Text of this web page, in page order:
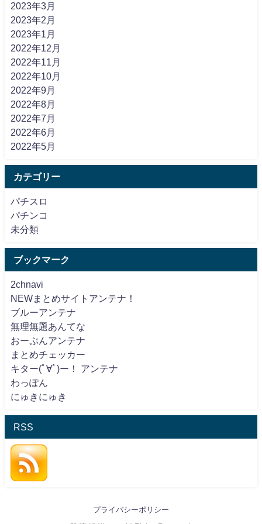
2023年3月
2023年2月
2023年1月
2022年12月
2022年11月
2022年10月
2022年9月
2022年8月
2022年7月
2022年6月
2022年5月
カテゴリー
パチスロ
パチンコ
未分類
ブックマーク
2chnavi
NEWまとめサイトアンテナ！
ブルーアンテナ
無理無題あんてな
おーぷんアンテナ
まとめチェッカー
キター(ﾟ∀ﾟ)ー！ アンテナ
わっぽん
にゅきにゅき
RSS
プライバシーポリシー